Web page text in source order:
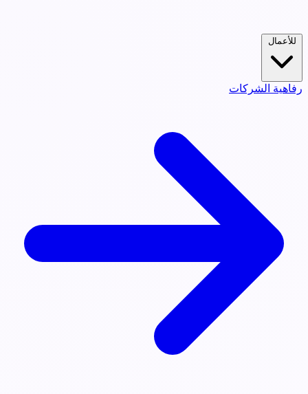
للأعمال
رفاهية الشركات